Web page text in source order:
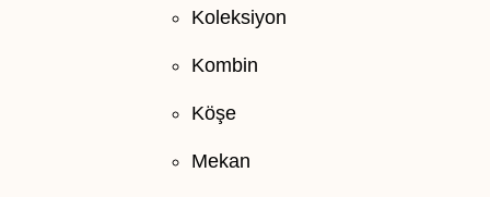
Koleksiyon
Kombin
Köşe
Mekan